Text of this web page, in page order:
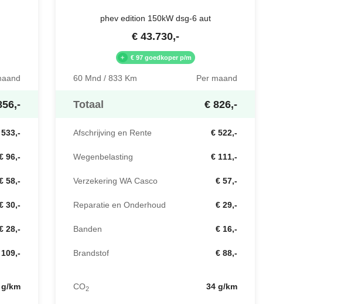
96,-
58,-
30,-
28,-
km
phev edition 150kW dsg-6 aut
€ 43.730,-
€ 97 goedkoper p/m
60 Mnd / 833 Km Per maand
Totaal € 826,-
Afschrijving en Rente € 522,-
Wegenbelasting € 111,-
Verzekering WA Casco € 57,-
Reparatie en Onderhoud € 29,-
Banden € 16,-
Brandstof € 88,-
CO2 34 g/km